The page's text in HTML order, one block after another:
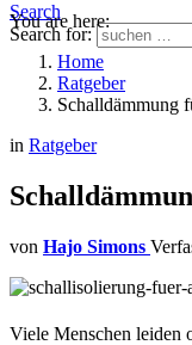
Search
Search for:
You are here:
Home
Ratgeber
Schalldämmung
in Ratgeber
von Hajo Simons
Viele Menschen leiden